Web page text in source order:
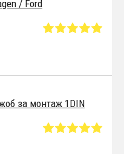
/ Ford
за монтаж 1DIN